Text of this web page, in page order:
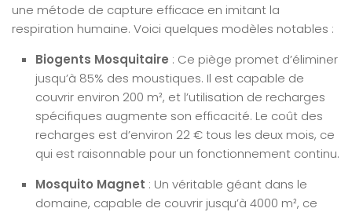
une métode de capture efficace en imitant la
respiration humaine. Voici quelques modèles notables :
Biogents Mosquitaire : Ce piège promet d’éliminer
jusqu’à 85% des moustiques. Il est capable de
couvrir environ 200 m², et l’utilisation de recharges
spécifiques augmente son efficacité. Le coût des
recharges est d’environ 22 € tous les deux mois, ce
qui est raisonnable pour un fonctionnement continu.
Mosquito Magnet : Un véritable géant dans le
domaine, capable de couvrir jusqu’à 4000 m², ce